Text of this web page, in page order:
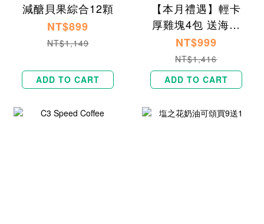
減醣貝果綜合12顆
NT$899
NT$1,149
ADD TO CART
【本月禮遇】輕卡
厚雞塊4包 送海鹽
焦糖貝果1入
NT$999
NT$1,416
ADD TO CART